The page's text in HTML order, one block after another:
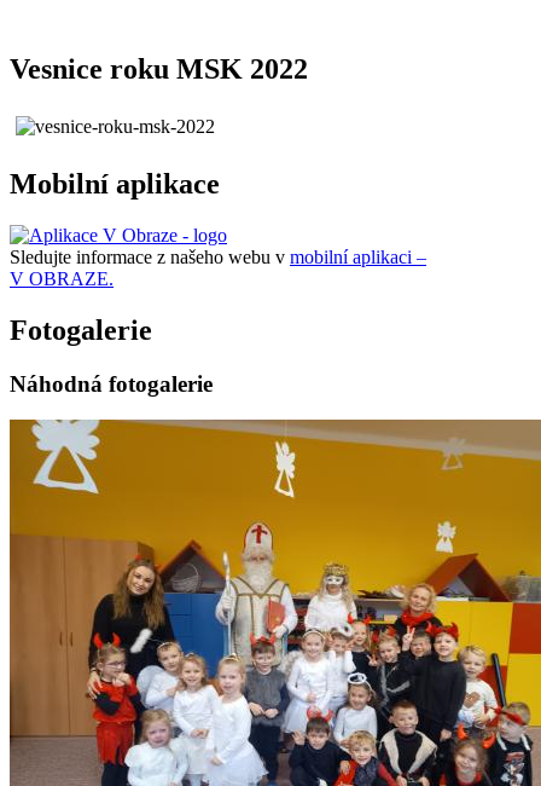
Vesnice roku MSK 2022
Mobilní aplikace
Sledujte informace z našeho webu v mobilní aplikaci –
V OBRAZE.
Fotogalerie
Náhodná fotogalerie